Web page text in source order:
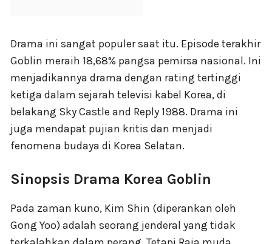
Drama ini sangat populer saat itu. Episode terakhir
Goblin meraih 18,68% pangsa pemirsa nasional. Ini
menjadikannya drama dengan rating tertinggi
ketiga dalam sejarah televisi kabel Korea, di
belakang Sky Castle and Reply 1988. Drama ini
juga mendapat pujian kritis dan menjadi
fenomena budaya di Korea Selatan.
Sinopsis Drama Korea Goblin
Pada zaman kuno, Kim Shin (diperankan oleh
Gong Yoo) adalah seorang jenderal yang tidak